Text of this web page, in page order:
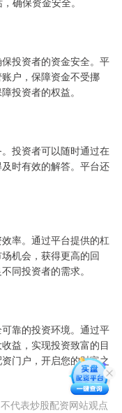
投资者的资金安全。平
户，保障资金不受挪
投资者的权益。
投资者可以随时通过在
时有效的解答。平台还
率。通过平台提供的杠
机会，获得更高的回
同投资者的需求。
靠的投资环境。通过平
益，实现投资致富的目
门户，开启您的财富之
代表炒股配资网站观点